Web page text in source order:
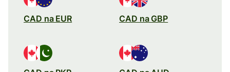
CAD na EUR CAD na GBP